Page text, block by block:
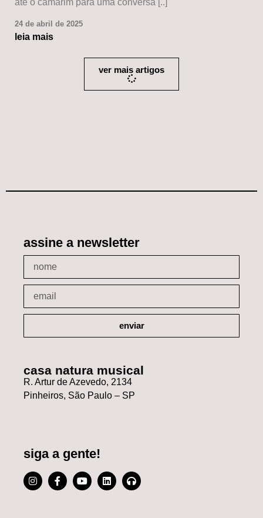
até o camarim para uma conversa [..]
24 de abril de 2025
leia mais
ver mais artigos
assine a newsletter
enviar
casa natura musical
R. Artur de Azevedo, 2134
Pinheiros, São Paulo – SP
siga a gente!